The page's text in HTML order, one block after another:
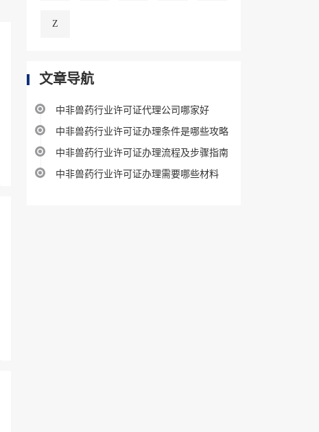
Z
文章导航
中非兽药行业许可证代理公司哪家好
中非兽药行业许可证办理条件是哪些攻略
中非兽药行业许可证办理流程及步骤指南
中非兽药行业许可证办理需要哪些材料